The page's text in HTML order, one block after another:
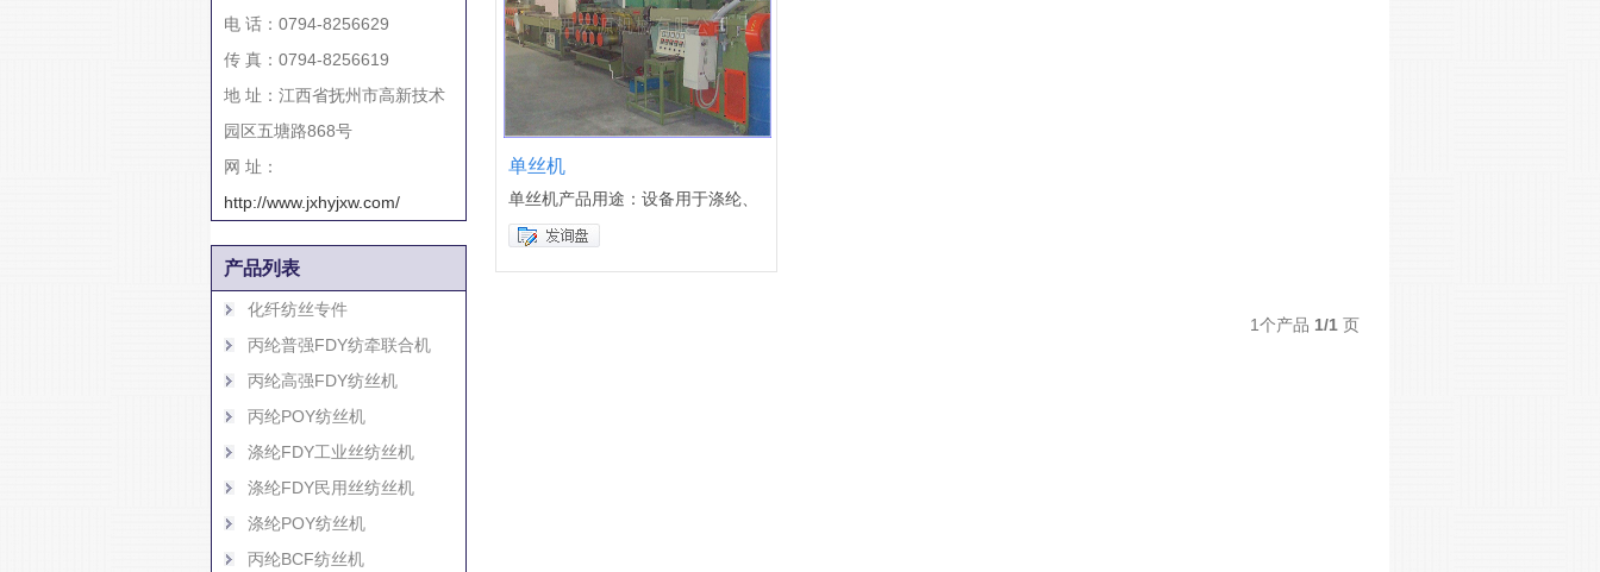
电 话：0794-8256629
传 真：0794-8256619
地 址：江西省抚州市高新技术
园区五塘路868号
网 址：
http://www.jxhyjxw.com/
产品列表
化纤纺丝专件
丙纶普强FDY纺牵联合机
丙纶高强FDY纺丝机
丙纶POY纺丝机
涤纶FDY工业丝纺丝机
涤纶FDY民用丝纺丝机
涤纶POY纺丝机
丙纶BCF纺丝机
单丝机
单丝机产品用途：设备用于涤纶、
1个产品 1/1 页